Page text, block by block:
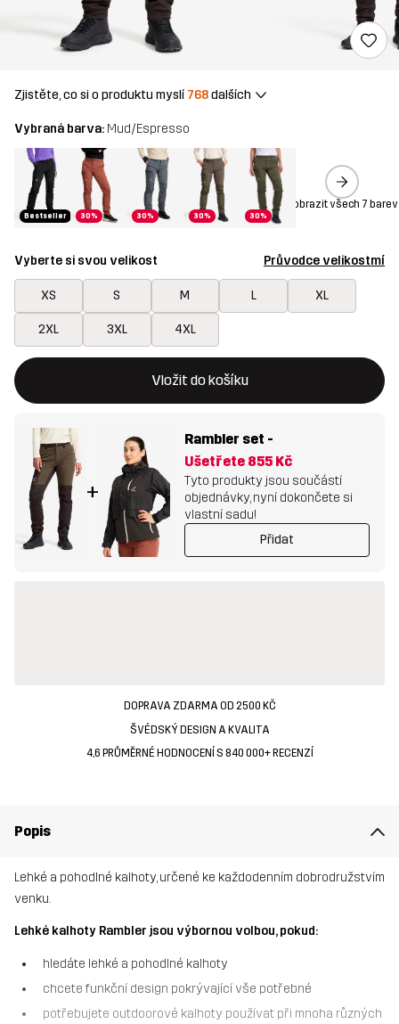
Zjistěte, co si o produktu myslí 768dalších
Vybraná barva: Mud/Espresso
Bestseller 30% 30% 30% 30%
Zobrazit všech 7 barev
Vyberte si svou velikost Průvodce velikostmí
XS S M L XL
2XL 3XL 4XL
Vložit do košíku
Toto tlačítko otevře modální potvrzení nové položky v
{{size}} není k dispozici
+
Rambler set -
Ušetřete 855 Kč
Tyto produkty jsou součástí
objednávky, nyní dokončete si
vlastní sadu!
Přidat
DOPRAVA ZDARMA OD 2500 KČ
ŠVÉDSKÝ DESIGN A KVALITA
4,6 PRŮMĚRNÉ HODNOCENÍ S 840 000+ RECENZÍ
Popis
Lehké a pohodlné kalhoty, určené ke každodenním dobrodružstvím
venku.
Lehké kalhoty Rambler jsou výbornou volbou, pokud:
hledáte lehké a pohodlné kalhoty
chcete funkční design pokrývající vše potřebné
potřebujete outdoorové kalhoty používat při mnoha různých